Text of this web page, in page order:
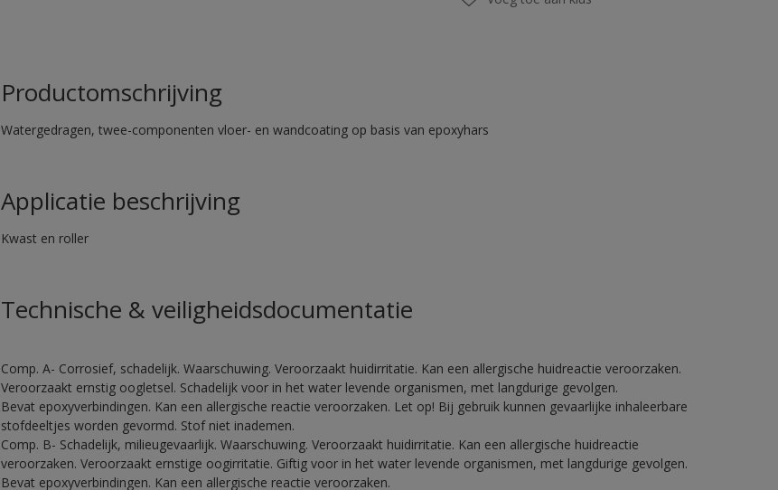
Productomschrijving
Watergedragen, twee-componenten vloer- en wandcoating op basis van epoxyhars
Applicatie beschrijving
Kwast en roller
Technische & veiligheidsdocumentatie
Comp. A- Corrosief, schadelijk. Waarschuwing. Veroorzaakt huidirritatie. Kan een allergische huidreactie veroorzaken.
Veroorzaakt ernstig oogletsel. Schadelijk voor in het water levende organismen, met langdurige gevolgen.
Bevat epoxyverbindingen. Kan een allergische reactie veroorzaken. Let op! Bij gebruik kunnen gevaarlijke inhaleerbare
stofdeeltjes worden gevormd. Stof niet inademen.
Comp. B- Schadelijk, milieugevaarlijk. Waarschuwing. Veroorzaakt huidirritatie. Kan een allergische huidreactie
veroorzaken. Veroorzaakt ernstige oogirritatie. Giftig voor in het water levende organismen, met langdurige gevolgen.
Bevat epoxyverbindingen. Kan een allergische reactie veroorzaken.